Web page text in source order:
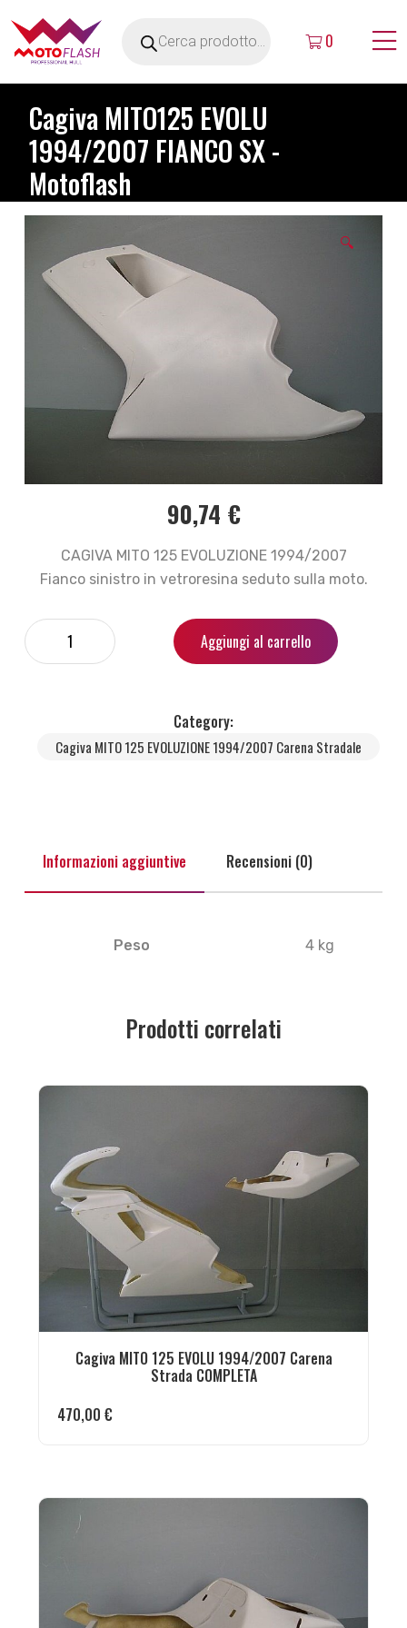
0
Cagiva MITO125 EVOLU
1994/2007 FIANCO SX -
Motoflash
🔍
90,74 €
CAGIVA MITO 125 EVOLUZIONE 1994/2007
Fianco sinistro in vetroresina seduto sulla moto.
Aggiungi al carrello
Category:
Cagiva MITO 125 EVOLUZIONE 1994/2007 Carena Stradale
Informazioni aggiuntive Recensioni (0)
Peso 4 kg
Prodotti correlati
Cagiva MITO 125 EVOLU 1994/2007 Carena
Strada COMPLETA
470,00 €